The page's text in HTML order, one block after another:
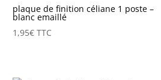
plaque de finition céliane 1 poste –
blanc emaillé
1,95€ TTC